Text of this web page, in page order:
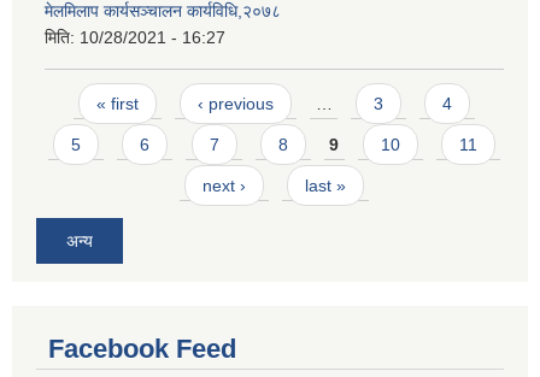
मेलमिलाप कार्यसञ्चालन कार्यविधि,२०७८
मिति: 10/28/2021 - 16:27
Pages
« first ‹ previous 3 4
5 6 7 8 9 10 11
next › last »
अन्य
Facebook Feed